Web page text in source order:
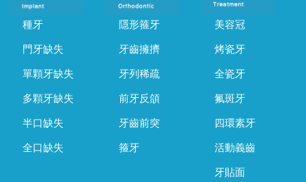
種牙
門牙缺失
單顆牙缺失
多顆牙缺失
半口缺失
全口缺失
隱形箍牙
牙齒擁擠
牙列稀疏
前牙反頜
牙齒前突
箍牙
美容冠
烤瓷牙
全瓷牙
氟斑牙
四環素牙
活動義齒
牙貼面